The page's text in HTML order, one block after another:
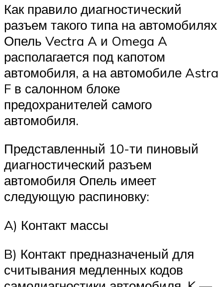
Как правило диагностический
разъем такого типа на автомобилях
Опель Vectra A и Omega A
располагается под капотом
автомобиля, а на автомобиле Astra
F в салонном блоке
предохранителей самого
автомобиля.
Представленный 10-ти пиновый
диагностический разъем
автомобиля Опель имеет
следующую распиновку:
A) Контакт массы
B) Контакт предназначеный для
считывания медленных кодов